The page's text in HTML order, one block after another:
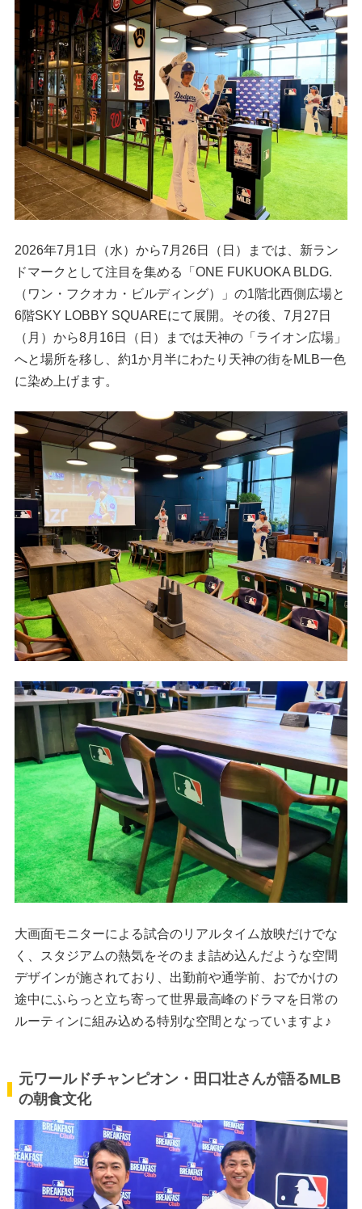
2026年7月1日（水）から7月26日（日）までは、新ラン
ドマークとして注目を集める「ONE FUKUOKA BLDG.
（ワン・フクオカ・ビルディング）」の1階北西側広場と
6階SKY LOBBY SQUAREにて展開。その後、7月27日
（月）から8月16日（日）までは天神の「ライオン広場」
へと場所を移し、約1か月半にわたり天神の街をMLB一色
に染め上げます。
大画面モニターによる試合のリアルタイム放映だけでな
く、スタジアムの熱気をそのまま詰め込んだような空間
デザインが施されており、出勤前や通学前、おでかけの
途中にふらっと立ち寄って世界最高峰のドラマを日常の
ルーティンに組み込める特別な空間となっていますよ♪
元ワールドチャンピオン・田口壮さんが語るMLB
の朝食文化